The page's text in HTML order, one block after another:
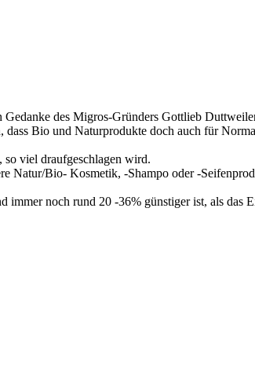
Gedanke des Migros-Gründers Gottlieb
Bio und Naturprodukte doch auch für
viel draufgeschlagen wird.
Natur/Bio- Kosmetik, -Shampo oder -
immer noch rund 20 -36% günstiger ist, als das